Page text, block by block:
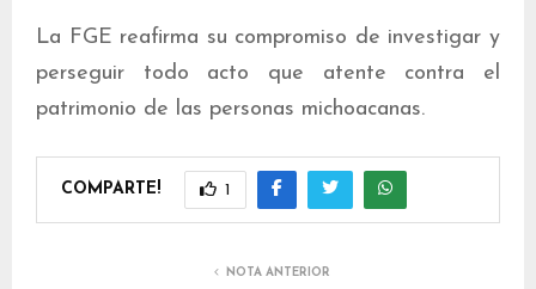
La FGE reafirma su compromiso de investigar y
perseguir todo acto que atente contra el
patrimonio de las personas michoacanas.
COMPARTE! 1
NOTA ANTERIOR